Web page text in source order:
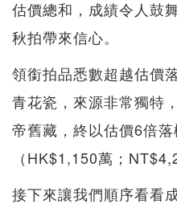
估價總和，成績令人鼓
秋拍帶來信心。
領銜拍品悉數超越估價
青花瓷，來源非常獨特
帝舊藏，終以估價6倍
（HK$1,150萬；
接下來讓我們順序看看